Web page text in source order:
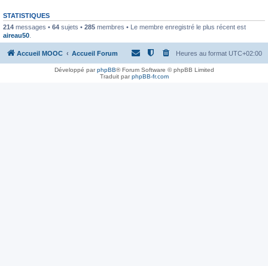
STATISTIQUES
214 messages • 64 sujets • 285 membres • Le membre enregistré le plus récent est
aireau50
Accueil MOOC Accueil Forum Heures au format UTC+02:00
Développé parphpBB® Forum Software © phpBB Limited
Traduit parphpBB-fr.com